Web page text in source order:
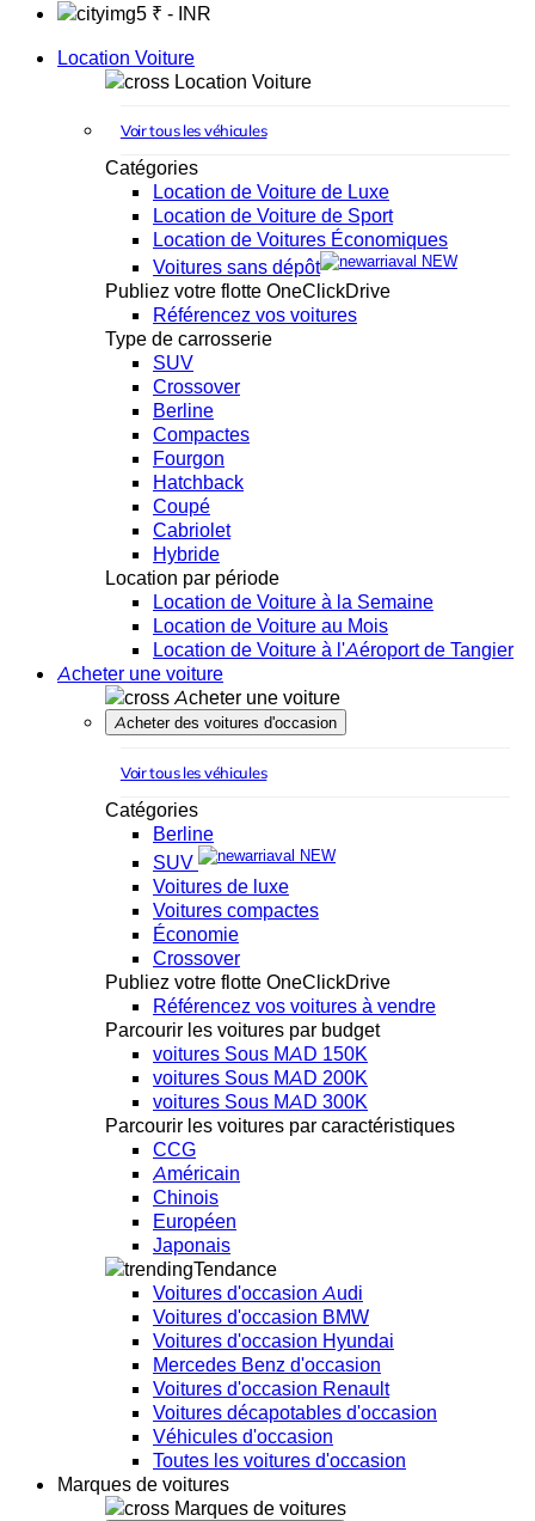
₹ - INR
Location Voiture
Location Voiture
Voir tous les véhicules
Catégories
Location de Voiture de Luxe
Location de Voiture de Sport
Location de Voitures Économiques
Voitures sans dépôt
NEW
Publiez votre flotte OneClickDrive
Référencez vos voitures
Type de carrosserie
SUV
Crossover
Berline
Compactes
Fourgon
Hatchback
Coupé
Cabriolet
Hybride
Location par période
Location de Voiture à la Semaine
Location de Voiture au Mois
Location de Voiture à l'Aéroport de Tangier
Acheter une voiture
Acheter une voiture
Acheter des voitures d'occasion
Voir tous les véhicules
Catégories
Berline
SUV
NEW
Voitures de luxe
Voitures compactes
Économie
Crossover
Publiez votre flotte OneClickDrive
Référencez vos voitures à vendre
Parcourir les voitures par budget
voitures Sous MAD 150K
voitures Sous MAD 200K
voitures Sous MAD 300K
Parcourir les voitures par caractéristiques
CCG
Américain
Chinois
Européen
Japonais
Tendance
Voitures d'occasion Audi
Voitures d'occasion BMW
Voitures d'occasion Hyundai
Mercedes Benz d'occasion
Voitures d'occasion Renault
Voitures décapotables d'occasion
Véhicules d'occasion
Toutes les voitures d'occasion
Marques de voitures
Marques de voitures